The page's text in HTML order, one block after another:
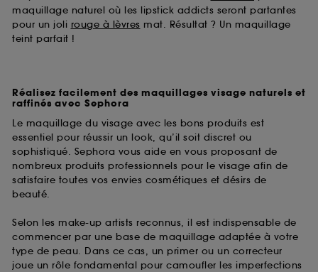
maquillage naturel où les lipstick addicts seront partantes
pour un joli rouge à lèvres mat. Résultat ? Un maquillage
teint parfait !
Réalisez facilement des maquillages visage naturels et
raffinés avec Sephora
Le maquillage du visage avec les bons produits est
essentiel pour réussir un look, qu’il soit discret ou
sophistiqué. Sephora vous aide en vous proposant de
nombreux produits professionnels pour le visage afin de
satisfaire toutes vos envies cosmétiques et désirs de
beauté.
Selon les make-up artists reconnus, il est indispensable de
commencer par une base de maquillage adaptée à votre
type de peau. Dans ce cas, un primer ou un correcteur
joue un rôle fondamental pour camoufler les imperfections